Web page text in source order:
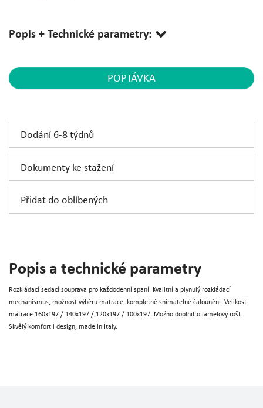
Popis + Technické parametry:
POPTÁVKA
Přidat do oblíbených
Dokumenty ke stažení
Dodání 6-8 týdnů
Popis a technické parametry
Rozkládací sedací souprava pro každodenní spaní. Kvalitní a plynulý rozkládací
mechanismus, možnost výběru matrace, kompletně snímatelné čalounění. Velikost
matrace 160x197 / 140x197 / 120x197 / 100x197. Možno doplnit o lamelový rošt.
Skvělý komfort i design, made in Italy.